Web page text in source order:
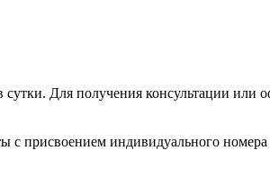
Для получения консультации
с присвоением индивидуального